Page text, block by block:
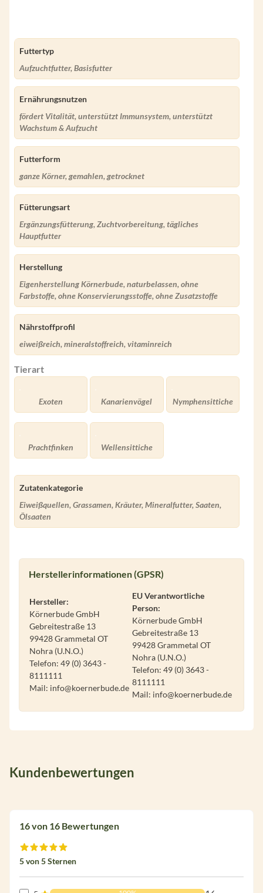
Futtertyp
Aufzuchtfutter, Basisfutter
Ernährungsnutzen
fördert Vitalität, unterstützt Immunsystem, unterstützt
Wachstum & Aufzucht
Futterform
ganze Körner, gemahlen, getrocknet
Fütterungsart
Ergänzungsfütterung, Zuchtvorbereitung, tägliches
Hauptfutter
Herstellung
Eigenherstellung Körnerbude, naturbelassen, ohne
Farbstoffe, ohne Konservierungsstoffe, ohne Zusatzstoffe
Nährstoffprofil
eiweißreich, mineralstoffreich, vitaminreich
Tierart
Exoten Kanarienvögel Nymphensittiche
Prachtfinken Wellensittiche
Zutatenkategorie
Eiweißquellen, Grassamen, Kräuter, Mineralfutter, Saaten,
Ölsaaten
Herstellerinformationen (GPSR)
Hersteller:
Körnerbude GmbH
Gebreitestraße 13
99428 Grammetal OT
Nohra (U.N.O.)
Telefon: 49 (0) 3643 -
8111111
Mail: info@koernerbude.de
EU Verantwortliche
Person:
Körnerbude GmbH
Gebreitestraße 13
99428 Grammetal OT
Nohra (U.N.O.)
Telefon: 49 (0) 3643 -
8111111
Mail: info@koernerbude.de
Kundenbewertungen
16 von 16 Bewertungen
Durchschnittliche Bewertung von 5 von 5 Sternen
5 von 5 Sternen